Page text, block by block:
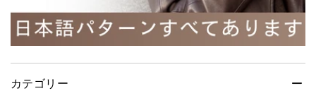
カテゴリー